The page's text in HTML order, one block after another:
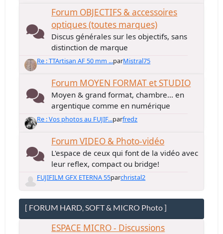
Forum OBJECTIFS & accessoires
optiques (toutes marques)
Discus générales sur les objectifs, sans
distinction de marque
Re : TTArtisan AF 50 mm ...parMistral75
Forum MOYEN FORMAT et STUDIO
Moyen & grand format, chambre... en
argentique comme en numérique
Re : Vos photos au FUJIF...parfredz
Forum VIDEO & Photo-vidéo
L'espace de ceux qui font de la vidéo avec
leur reflex, compact ou bridge!
FUJIFILM GFX ETERNA 55parchristal2
[ FORUM HARD, SOFT & MICRO Photo ]
ESPACE MICRO - Discussions